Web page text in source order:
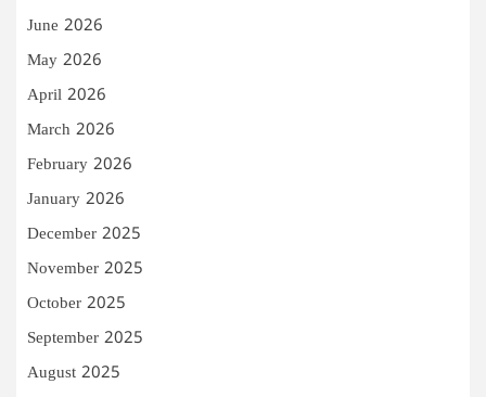
June 2026
May 2026
April 2026
March 2026
February 2026
January 2026
December 2025
November 2025
October 2025
September 2025
August 2025